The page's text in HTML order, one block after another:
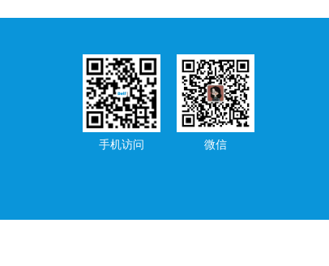
微信
手机访问